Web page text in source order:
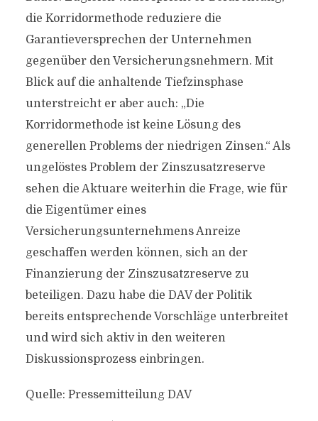
die Korridormethode reduziere die
Garantieversprechen der Unternehmen
gegenüber den Versicherungsnehmern. Mit
Blick auf die anhaltende Tiefzinsphase
unterstreicht er aber auch: „Die
Korridormethode ist keine Lösung des
generellen Problems der niedrigen Zinsen.“ Als
ungelöstes Problem der Zinszusatzreserve
sehen die Aktuare weiterhin die Frage, wie für
die Eigentümer eines
Versicherungsunternehmens Anreize
geschaffen werden können, sich an der
Finanzierung der Zinszusatzreserve zu
beteiligen. Dazu habe die DAV der Politik
bereits entsprechende Vorschläge unterbreitet
und wird sich aktiv in den weiteren
Diskussionsprozess einbringen.
Quelle: Pressemitteilung DAV